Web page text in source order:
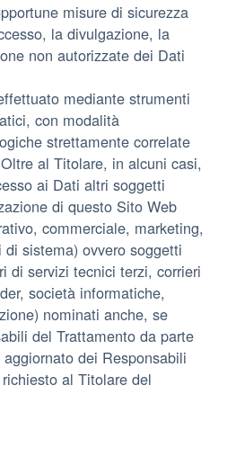
misure di sicurezza
la divulgazione, la
non autorizzate dei Dati
mediante strumenti
con modalità
strettamente correlate
al Titolare, in alcuni casi,
ai Dati altri soggetti
di questo Sito Web
commerciale, marketing,
sistema) ovvero soggetti
di servizi tecnici terzi, corrieri
società informatiche,
nominati anche, se
del Trattamento da parte
aggiornato dei Responsabili
al Titolare del